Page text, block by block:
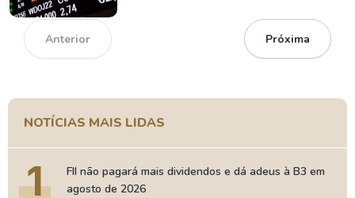
Anterior Próxima
NOTÍCIAS MAIS LIDAS
1
FII não pagará mais dividendos e dá adeus à B3 em
agosto de 2026